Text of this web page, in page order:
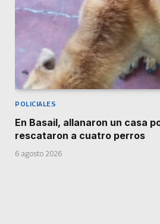
POLICIALES
En Basail, allanaron un casa
rescataron a cuatro perros
6 agosto 2026